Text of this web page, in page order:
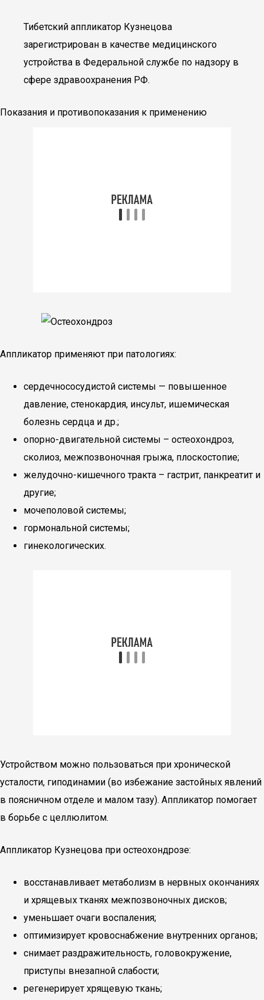
Тибетский аппликатор Кузнецова
зарегистрирован в качестве медицинского
устройства в Федеральной службе по надзору в
сфере здравоохранения РФ.
Показания и противопоказания к применению
Аппликатор применяют при патологиях:
сердечнососудистой системы — повышенное
давление, стенокардия, инсульт, ишемическая
болезнь сердца и др.;
опорно-двигательной системы – остеохондроз,
сколиоз, межпозвоночная грыжа, плоскостопие;
желудочно-кишечного тракта – гастрит, панкреатит и
другие;
мочеполовой системы;
гормональной системы;
гинекологических.
Устройством можно пользоваться при хронической
усталости, гиподинамии (во избежание застойных явлений
в поясничном отделе и малом тазу). Аппликатор помогает
в борьбе с целлюлитом.
Аппликатор Кузнецова при остеохондрозе:
восстанавливает метаболизм в нервных окончаниях
и хрящевых тканях межпозвоночных дисков;
уменьшает очаги воспаления;
оптимизирует кровоснабжение внутренних органов;
снимает раздражительность, головокружение,
приступы внезапной слабости;
регенерирует хрящевую ткань;